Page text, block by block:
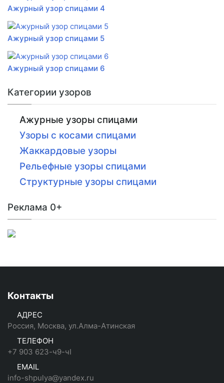
Ажурный узор спицами 4
Ажурный узор спицами 5
Ажурный узор спицами 6
Категории узоров
Ажурные узоры спицами
Узоры с косами спицами
Жаккардовые узоры
Рельефные узоры спицами
Структурные узоры спицами
Реклама 0+
Контакты
АДРЕС
Россия, Москва, ул.Алма-Атинская
ТЕЛЕФОН
+7 903 623-ч9-чI
EMAIL
info-shpulya@yandex.ru